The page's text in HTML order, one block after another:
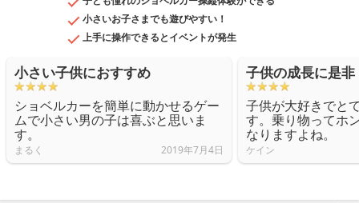
小さいお子さまでも遊びやすい！
上手に操作できるとイベントが発生
小さい子供におすすめ
ショベルカーを簡単に動かせるゲー
ムで小さい男の子は喜ぶと思いま
す。
まるく 2019年7月4日
子供の成長に是非
子供が大好きでと
す。乗り物ってホ
なりますよね。
ケイン